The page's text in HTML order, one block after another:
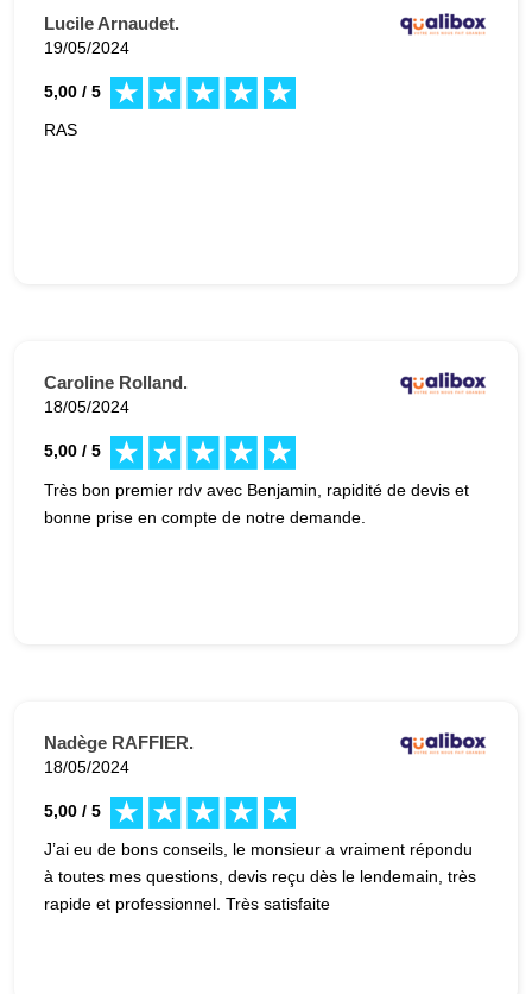
Lucile Arnaudet.
19/05/2024
5,00 / 5
RAS
Caroline Rolland.
18/05/2024
5,00 / 5
Très bon premier rdv avec Benjamin, rapidité de devis et
bonne prise en compte de notre demande.
Nadège RAFFIER.
18/05/2024
5,00 / 5
J’ai eu de bons conseils, le monsieur a vraiment répondu
à toutes mes questions, devis reçu dès le lendemain, très
rapide et professionnel. Très satisfaite